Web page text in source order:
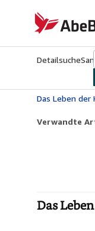
AbeBooks.de
Detailsuche
Das Leben der
Verwandte
Das